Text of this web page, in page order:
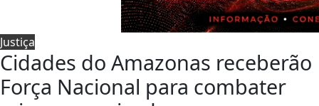
Justiça
Cidades do Amazonas receberão
Força Nacional para combater